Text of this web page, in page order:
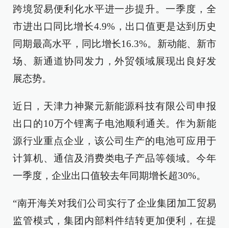
跨境贸易便利化水平进一步提升。一季度，全
市进出口同比增长4.9%，出口值更是达到历史
同期最高水平，同比增长16.3%。新动能、新市
场、新通道协同发力，外贸领域展现出良好发
展态势。
近日，天津力神聚元新能源科技有限公司申报
出口的10万个锂离子电池顺利通关。作为新能
源行业重点企业，该公司生产的电池可应用于
计算机、通信及消费类电子产品等领域。今年
一季度，企业出口值较去年同期增长超30%。
“南开海关对我们公司实行了企业集团加工贸易
监管模式，集团内部料件结转更加便利，在提